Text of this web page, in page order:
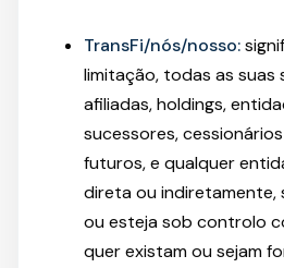
TransFi/nós/nosso:
limitação, todas as suas
afiliadas, holdings,
sucessores,
futuros, e qualquer
direta ou indiretamente,
ou esteja sob controlo
quer existam ou sejam